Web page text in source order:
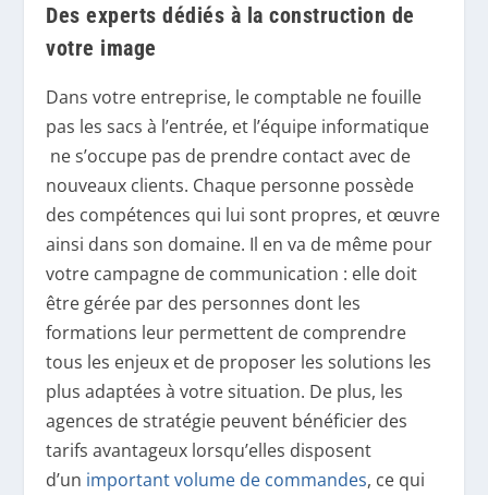
Des experts dédiés à la construction de
votre image
Dans votre entreprise, le comptable ne fouille
pas les sacs à l’entrée, et l’équipe informatique
ne s’occupe pas de prendre contact avec de
nouveaux clients. Chaque personne possède
des compétences qui lui sont propres, et œuvre
ainsi dans son domaine. Il en va de même pour
votre campagne de communication : elle doit
être gérée par des personnes dont les
formations leur permettent de comprendre
tous les enjeux et de proposer les solutions les
plus adaptées à votre situation. De plus, les
agences de stratégie peuvent bénéficier des
tarifs avantageux lorsqu’elles disposent
d’un important volume de commandes, ce qui